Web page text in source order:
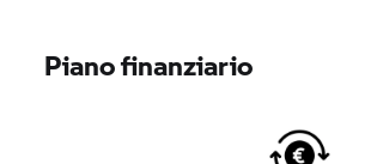
Piano finanziario